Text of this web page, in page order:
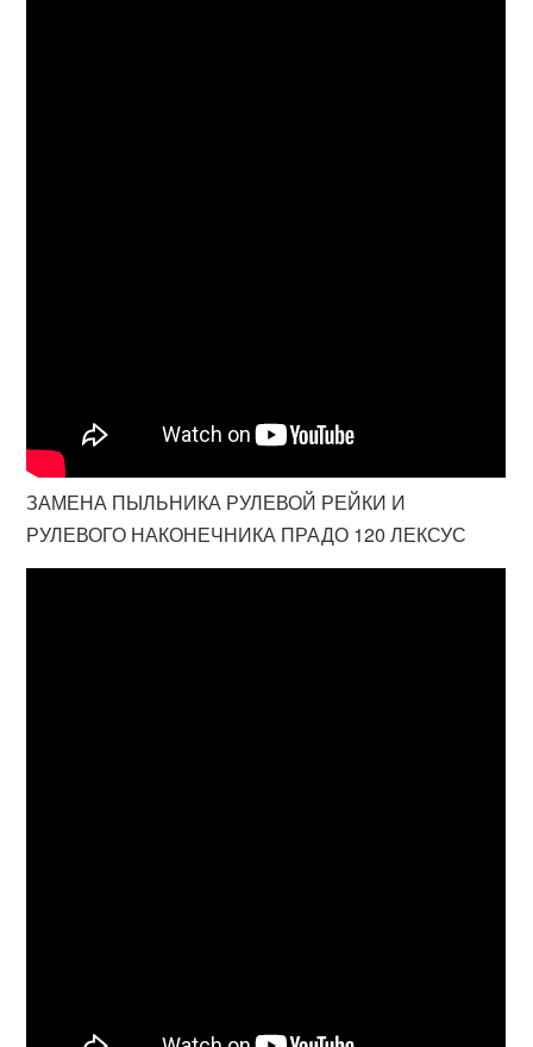
ЗАМЕНА ПЫЛЬНИКА РУЛЕВОЙ РЕЙКИ И
РУЛЕВОГО НАКОНЕЧНИКА ПРАДО 120 ЛЕКСУС